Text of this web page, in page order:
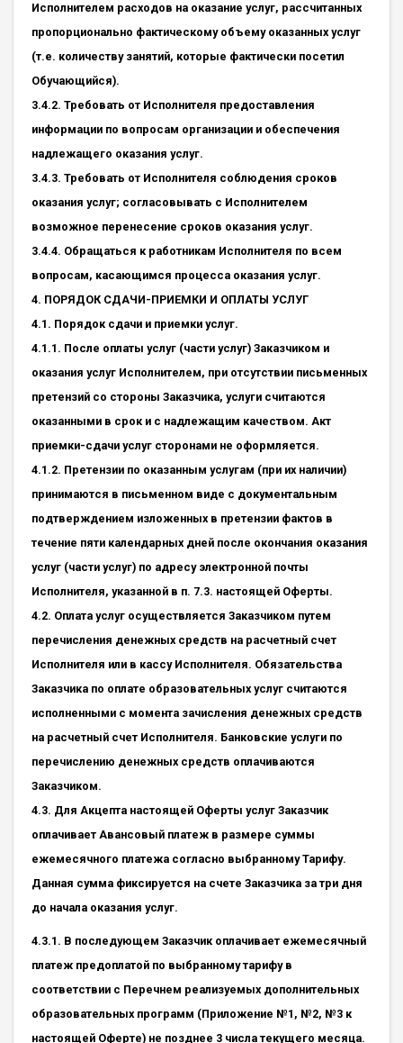
Исполнителем расходов на оказание услуг, рассчитанных
пропорционально фактическому объему оказанных услуг
(т.е. количеству занятий, которые фактически посетил
Обучающийся).
3.4.2. Требовать от Исполнителя предоставления
информации по вопросам организации и обеспечения
надлежащего оказания услуг.
3.4.3. Требовать от Исполнителя соблюдения сроков
оказания услуг; согласовывать с Исполнителем
возможное перенесение сроков оказания услуг.
3.4.4. Обращаться к работникам Исполнителя по всем
вопросам, касающимся процесса оказания услуг.
4. ПОРЯДОК СДАЧИ-ПРИЕМКИ И ОПЛАТЫ УСЛУГ
4.1. Порядок сдачи и приемки услуг.
4.1.1. После оплаты услуг (части услуг) Заказчиком и
оказания услуг Исполнителем, при отсутствии письменных
претензий со стороны Заказчика, услуги считаются
оказанными в срок и с надлежащим качеством. Акт
приемки-сдачи услуг сторонами не оформляется.
4.1.2. Претензии по оказанным услугам (при их наличии)
принимаются в письменном виде с документальным
подтверждением изложенных в претензии фактов в
течение пяти календарных дней после окончания оказания
услуг (части услуг) по адресу электронной почты
Исполнителя, указанной в п. 7.3. настоящей Оферты.
4.2. Оплата услуг осуществляется Заказчиком путем
перечисления денежных средств на расчетный счет
Исполнителя или в кассу Исполнителя. Обязательства
Заказчика по оплате образовательных услуг считаются
исполненными с момента зачисления денежных средств
на расчетный счет Исполнителя. Банковские услуги по
перечислению денежных средств оплачиваются
Заказчиком.
4.3. Для Акцепта настоящей Оферты услуг Заказчик
оплачивает Авансовый платеж в размере суммы
ежемесячного платежа согласно выбранному Тарифу.
Данная сумма фиксируется на счете Заказчика за три дня
до начала оказания услуг.
4.3.1. В последующем Заказчик оплачивает ежемесячный
платеж предоплатой по выбранному тарифу в
соответствии с Перечнем реализуемых дополнительных
образовательных программ (Приложение №1, №2, №3 к
настоящей Оферте) не позднее 3 числа текущего месяца.